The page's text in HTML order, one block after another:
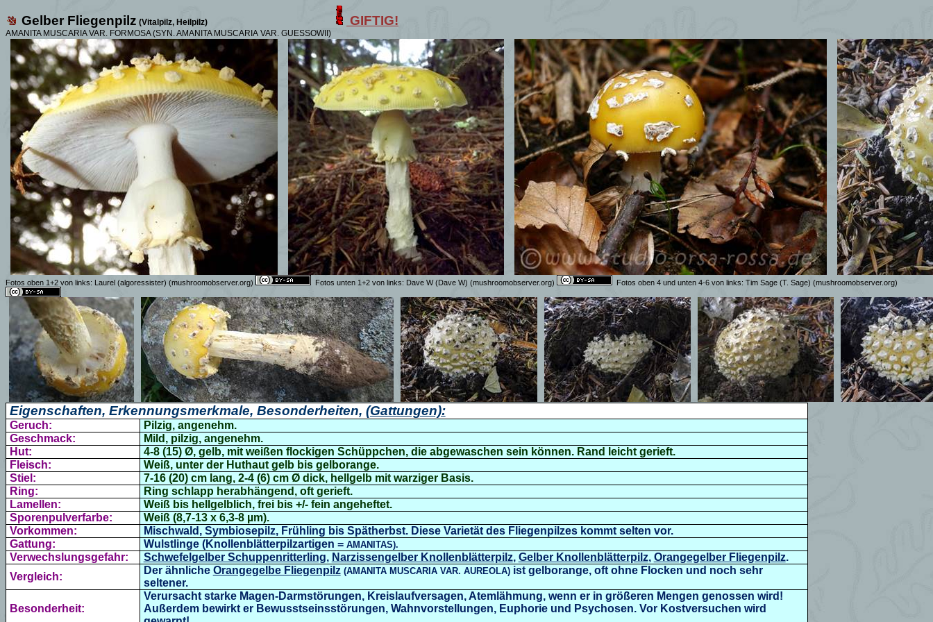
Gelber Fliegenpilz (Vitalpilz, Heilpilz) GIFTIG!
AMANITA MUSCARIA VAR. FORMOSA (SYN. AMANITA MUSCARIA VAR. GUESSOWII)
Fotos oben 1+2 von links: Laurel (algoressister) (mushroomobserver.org) Fotos unten 1+2 von links: Dave W (Dave W) (mushroomobserver.org) Fotos oben 4 und unten 4-6 von links: Tim Sage (T. Sage) (mushroomobserver.org)
Eigenschaften, Erkennungsmerkmale, Besonderheiten, (Gattungen):
Geruch:
Pilzig, angenehm.
Geschmack:
Mild, pilzig, angenehm.
Hut:
4-8 (15) Ø, gelb, mit weißen flockigen Schüppchen, die abgewaschen sein können. Rand leicht gerieft.
Fleisch:
Weiß, unter der Huthaut gelb bis gelborange.
Stiel:
7-16 (20) cm lang, 2-4 (6) cm Ø dick,hellgelb mit warziger Basis.
Ring:
Ring schlapp herabhängend, oft gerieft.
Lamellen:
Weiß bis hellgelblich, frei bis +/- fein angeheftet.
Sporenpulverfarbe:
Weiß (8,7-13 x 6,3-8 µm).
Vorkommen:
Mischwald, Symbiosepilz, Frühling bis Spätherbst. Diese Varietät des Fliegenpilzes kommt selten vor.
Gattung:
Wulstlinge (Knollenblätterpilzartigen = AMANITAS).
Verwechslungsgefahr: Schwefelgelber Schuppenritterling, Narzissengelber Knollenblätterpilz, Gelber Knollenblätterpilz, Orangegelber Fliegenpilz.
Vergleich:
Der ähnliche Orangegelbe Fliegenpilz (AMANITA MUSCARIA VAR. AUREOLA) ist gelborange, oft ohne Flocken und noch sehr
seltener.
Besonderheit:
Verursacht starke Magen-Darmstörungen, Kreislaufversagen, Atemlähmung, wenn er in größeren Mengen genossen wird!
Außerdem bewirkt er Bewusstseinsstörungen, Wahnvorstellungen, Euphorie und Psychosen. Vor Kostversuchen wird